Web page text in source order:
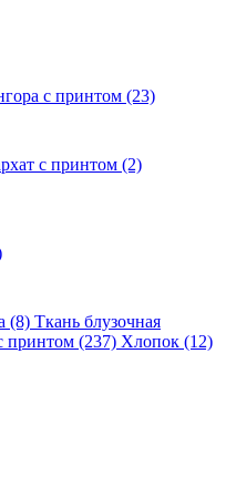
с принтом (23)
с принтом (2)
(8) Ткань блузочная
принтом (237) Хлопок (12)